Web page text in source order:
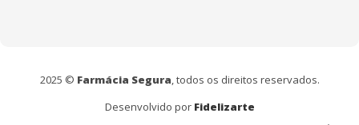
2025 © Farmácia Segura, todos os direitos reservados.
Desenvolvido por Fidelizarte